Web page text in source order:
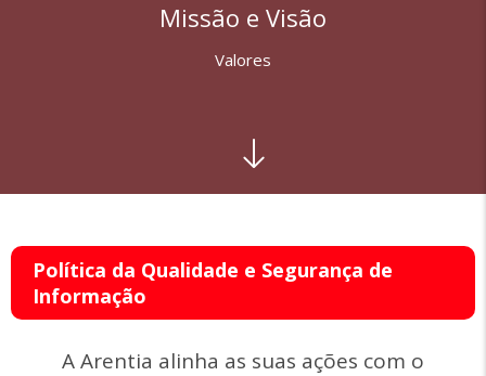
Missão e Visão
Valores
Política da Qualidade e Segurança de
Informação
A Arentia alinha as suas ações com o